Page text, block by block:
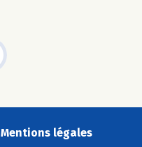
Mentions légales